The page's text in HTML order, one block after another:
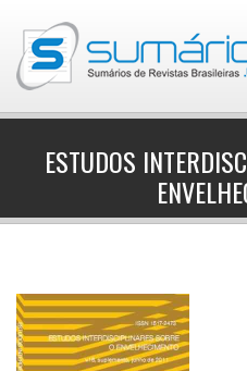
ESTUDOS